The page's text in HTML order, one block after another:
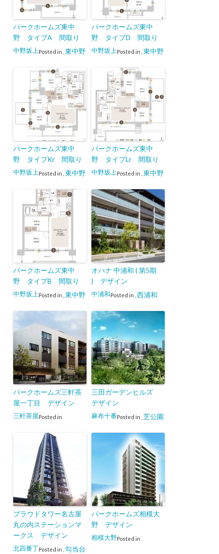
パークホームズ東中
野 タイプA 間取り
Posted in
中野坂上 東中野
パークホームズ東中
野 タイプD 間取り
Posted in
中野坂上 東中野
パークホームズ東中
野 タイプKr 間取り
Posted in
中野坂上 東中野
パークホームズ東中
野 タイプLr 間取り
Posted in
中野坂上 東中野
パークホームズ東中
野 タイプB 間取り
Posted in
中野坂上 東中野
オハナ 中浦和 ( 第5期
) デザイン
Posted in
中浦和 西浦和
パークホームズ三軒茶
屋一丁目 デザイン
Posted in
三軒茶屋
三田ガーデンヒルズ
デザイン
Posted in
麻布十番 芝公園
プラウドタワー名古屋
丸の内ステーションマ
ークス デザイン
Posted in
北四番丁
勾当台
パークホームズ相模大
野 デザイン
Posted in
相模大野